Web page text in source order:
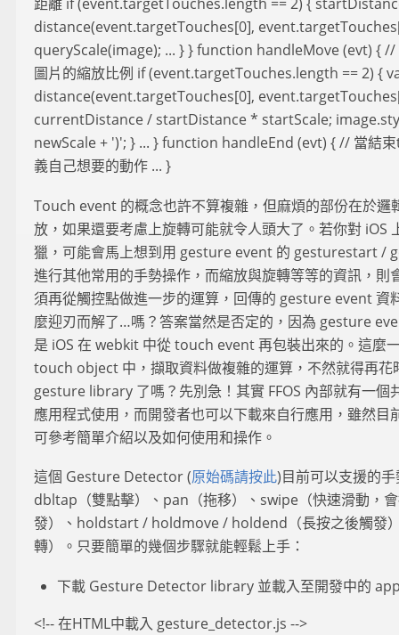
distance(event.targetTouches[0],
queryScale(image); ... } } function handleMove (evt) { //
圖片的縮放比例 if (event.targetTouches.length == 2) {
distance(event.targetTouches[0],
currentDistance / startDistance * startScale;
newScale + ')'; } ... } function handleEnd (evt) { // 當結
義自己想要的動作 ... }
Touch event 的概念也許不算複雜，但麻煩的部份在於邏
放，如果還要考慮上旋轉可能就令人頭大了。若你對
獵，可能會馬上想到用 gesture event 的 gesturestart /
進行其他常用的手勢操作，而縮放與旋轉等等的資訊，則
須再從觸控點做進一步的運算，回傳的 gesture event 資
麼迎刃而解了…嗎？答案當然是否定的，因為 gesture
是 iOS 在 webkit 中從 touch event 再包裝出來的。這麼
touch object 中，擷取資料做複雜的運算，不然就得再花
gesture library 了嗎？先別急！其實 FFOS 內部就有一
應用程式使用，而開發者也可以下載來自行應用，雖然目
可參考簡單介紹以及如何使用和操作。
這個 Gesture Detector (原始碼請按此)目前可以支援的
dbltap（雙點擊）、pan（拖移）、swipe（快速滑動，
發）、holdstart / holdmove / holdend（長按之後觸發
轉）。只要簡單的幾個步驟就能輕鬆上手：
下載 Gesture Detector library 並載入至開發中的
<!-- 在HTML中載入 gesture_detector.js -->